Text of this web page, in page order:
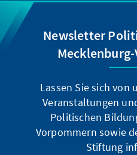
Newsletter
Lassen Sie sich von
Veranstaltungen
Politischen
Vorpommern sowie
Stiftung